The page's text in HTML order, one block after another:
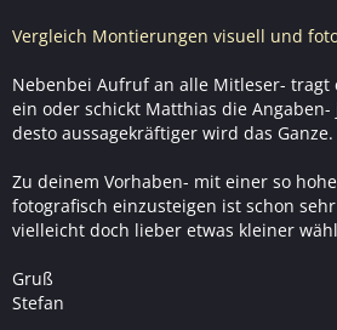
Vergleich Montierungen visuell und
Nebenbei Aufruf an alle Mitleser- tragt
ein oder schickt Matthias die
desto aussagekräftiger wird das Ganze.
Zu deinem Vorhaben- mit einer so
fotografisch einzusteigen ist schon
vielleicht doch lieber etwas kleiner
Gruß
Stefan